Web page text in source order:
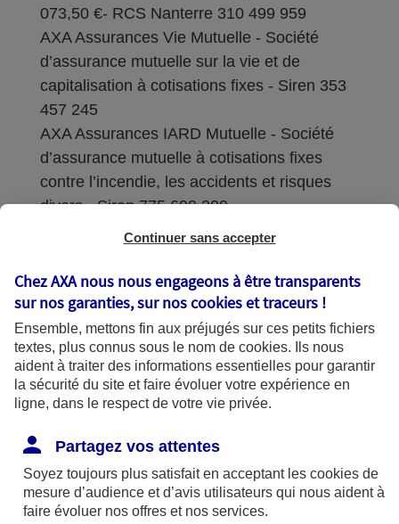
073,50 €- RCS Nanterre 310 499 959
AXA Assurances Vie Mutuelle - Société
d’assurance mutuelle sur la vie et de
capitalisation à cotisations fixes - Siren 353
457 245
AXA Assurances IARD Mutuelle - Société
d’assurance mutuelle à cotisations fixes
contre l’incendie, les accidents et risques
divers - Siren 775 699 309
Sièges sociaux : 313 Terrasses de l’Arche –
Coordonnées de l'Autorité de contrôle
prudentiel et de résolution (ACPR) : - 4
Place de Budapest - CS 92459 - 75436
Paris Cedex 09. Le détail des procédures de
recours et de réclamation et les
disponibles sur le site axa.fr.
AXA France IARD et AXA France Vie sont
mandataires exclusifs en opérations de
Continuer sans accepter
Chez AXA nous nous engageons à être transparents
sur nos garanties, sur noscookies et traceurs !
Ensemble, mettons fin aux préjugés sur ces petits fichiers
textes, plus connus sous le nom de cookies. Ils nous
aident à traiter des informations essentielles pour garantir
la sécurité du site et faire évoluer votre expérience en
ligne, dans le respect de votre vie privée.
Partagez vos attentes
Soyez toujours plus satisfait en acceptant les cookies de
mesure d’audience et d’avis utilisateurs qui nous aident à
faire évoluer nos offres et nos services.